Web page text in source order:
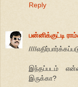
Reply
பன்னிக்குட்டி
////
இந்தப்படம்
இருக்கா?